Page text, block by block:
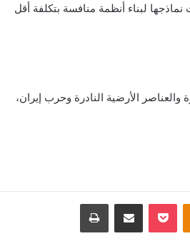
لبناء أنظمة منافسة بتكلفة أقل
الأرضية النادرة وحرب إيران،
Odnoklassniki
‫Pocket مشاركة عبر البريد طباعة